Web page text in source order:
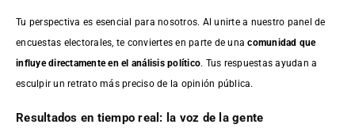
Tu perspectiva es esencial para nosotros. Al unirte a nuestro panel de
encuestas electorales, te conviertes en parte de unacomunidad que
influye directamente en el análisis político. Tus respuestas ayudan a
esculpir un retrato más preciso de la opinión pública.
Resultados en tiempo real: la voz de la gente